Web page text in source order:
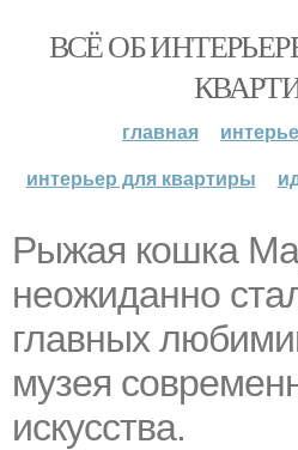
ВСЁ ОБ
главная
интерьер для квартиры
Рыжая кошка
неожиданно
главных
музея
искусства.